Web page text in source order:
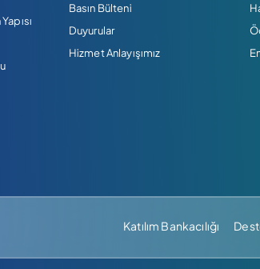
Basın Bülteni
Duyurular
Hizmet Anlayışımız
Facebook hesabimizi ac
Katılım Bankacılığı